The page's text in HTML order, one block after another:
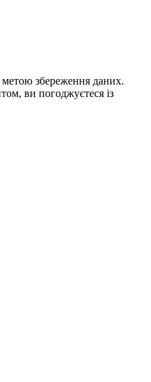
збереження даних.
ви погоджуєтеся із